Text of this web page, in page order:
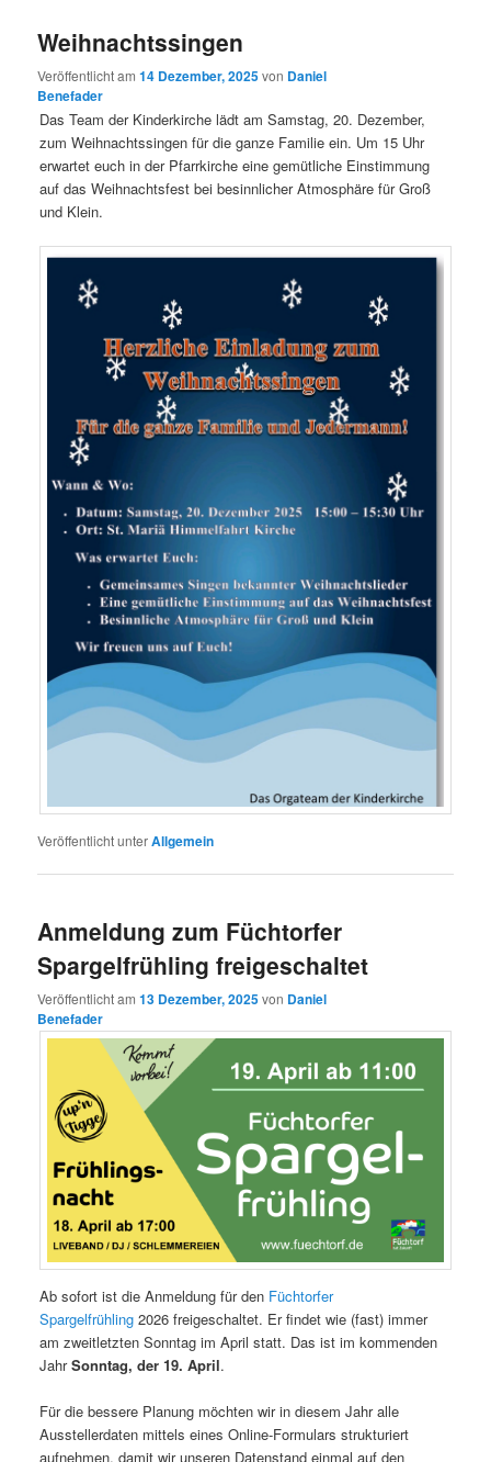
Weihnachtssingen
Veröffentlicht am14 Dezember, 2025von Daniel
Benefader
Das Team der Kinderkirche lädt am Samstag, 20. Dezember,
zum Weihnachtssingen für die ganze Familie ein. Um 15 Uhr
erwartet euch in der Pfarrkirche eine gemütliche Einstimmung
auf das Weihnachtsfest bei besinnlicher Atmosphäre für Groß
und Klein.
Veröffentlicht unterAllgemein
Anmeldung zum Füchtorfer
Spargelfrühling freigeschaltet
Veröffentlicht am13 Dezember, 2025von Daniel
Benefader
Ab sofort ist die Anmeldung für den Füchtorfer
Spargelfrühling 2026 freigeschaltet. Er findet wie (fast) immer
am zweitletzten Sonntag im April statt. Das ist im kommenden
JahrSonntag, der 19. April.
Für die bessere Planung möchten wir in diesem Jahr alle
Ausstellerdaten mittels eines Online-Formulars strukturiert
aufnehmen, damit wir unseren Datenstand einmal auf den